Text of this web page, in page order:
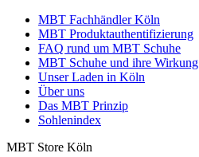
MBT Fachhändler Köln
MBT Produktauthentifizierung
FAQ rund um MBT Schuhe
MBT Schuhe und ihre Wirkung
Unser Laden in Köln
Über uns
Das MBT Prinzip
Sohlenindex
MBT Store Köln